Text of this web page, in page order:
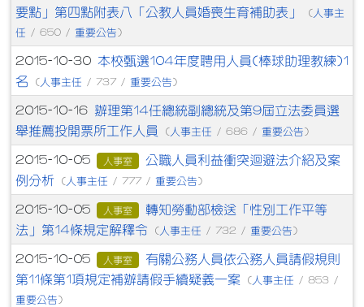
要點」第四點附表八「公教人員婚喪生育補助表」
( 人事主
任 / 650 / 重要公告 )
2015-10-30 本校甄選104年度聘用人員(棒球助理教練)1
名
( 人事主任 / 737 / 重要公告 )
2015-10-16 辦理第14任總統副總統及第9屆立法委員選
舉推薦投開票所工作人員
( 人事主任 / 686 / 重要公告 )
2015-10-05 人事室
公職人員利益衝突迴避法介紹及案
例分析
( 人事主任 / 777 / 重要公告 )
2015-10-05 人事室
轉知勞動部檢送「性別工作平等
法」第14條規定解釋令
( 人事主任 / 732 / 重要公告 )
2015-10-05 人事室
有關公務人員依公務人員請假規則
第11條第1項規定補辦請假手續疑義一案
( 人事主任 / 853 /
重要公告 )